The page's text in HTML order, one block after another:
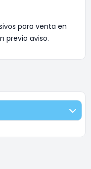
para venta en
previo aviso.